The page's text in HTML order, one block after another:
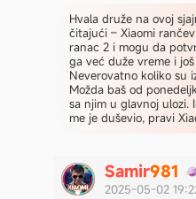
Hvala druže na ovoj
čitajući – Xiaomi
ranac 2 i mogu da
ga već duže vreme i
Neverovatno koliko su
Možda baš od
sa njim u glavnoj ulozi.
me je duševio, pravi
Samir981
2025-05-02